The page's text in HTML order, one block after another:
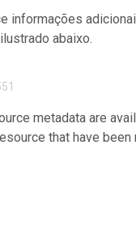
informações
abaixo.
metadata are
that have been